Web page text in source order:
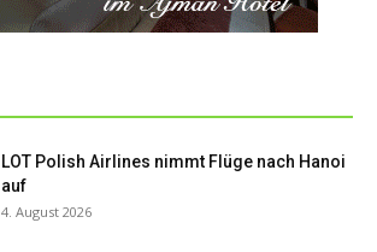
LOT Polish Airlines nimmt Flüge nach Hanoi
auf
4. August 2026